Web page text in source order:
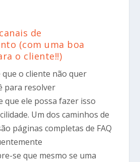
de
(com uma boa
o cliente!!)
o cliente não quer
para resolver
que ele possa fazer isso
Um dos caminhos de
páginas completas de FAQ
se que mesmo se uma